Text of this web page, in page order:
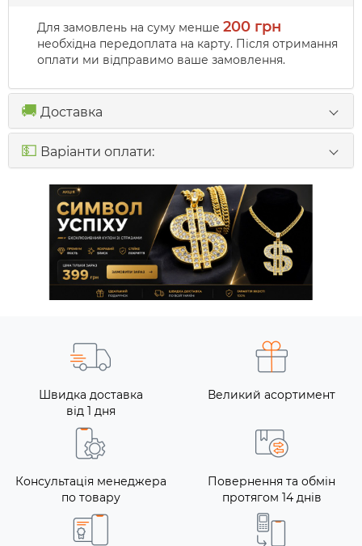
Для замовлень на суму менше 200 грн
необхідна передоплата на карту. Після отримання
оплати ми відправимо ваше замовлення.
🚚 Доставка
💵 Варіанти оплати:
Швидка доставка
від 1 дня
Великий асортимент
Консультація менеджера
по товару
Повернення та обмін
протягом 14 днів